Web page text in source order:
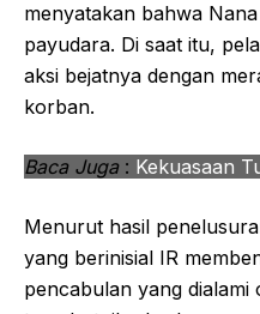
menyatakan bahwa
payudara. Di saat itu,
aksi bejatnya dengan
korban.
Baca Juga: Kekuasaan
Menurut hasil
yang berinisial IR
pencabulan yang dialami